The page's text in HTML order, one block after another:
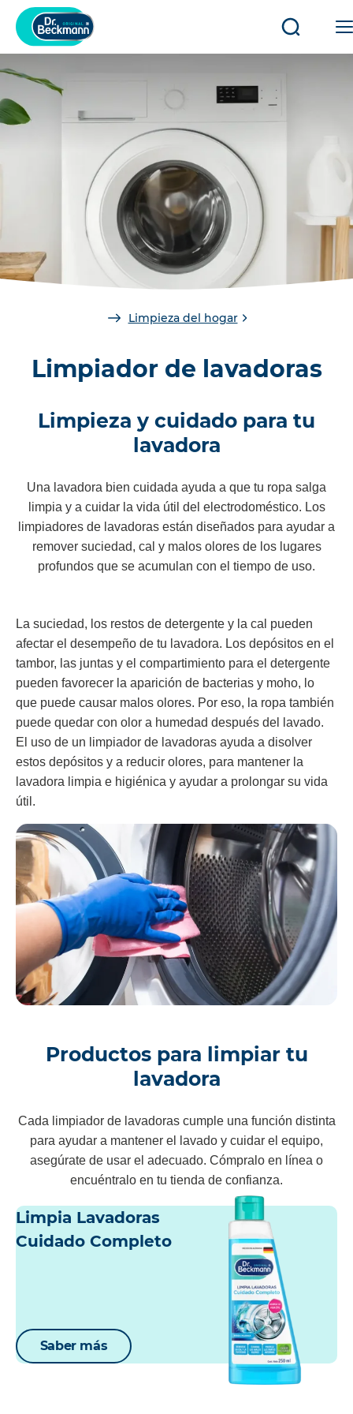
Abrir/
Limpieza del hogar
Limpiador de lavadoras
Limpieza y cuidado para tu
lavadora
Una lavadora bien cuidada ayuda a que tu ropa salga
limpia y a cuidar la vida útil del electrodoméstico. Los
limpiadores de lavadoras están diseñados para ayudar a
remover suciedad, cal y malos olores de los lugares
profundos que se acumulan con el tiempo de uso.
La suciedad, los restos de detergente y la cal pueden
afectar el desempeño de tu lavadora. Los depósitos en el
tambor, las juntas y el compartimiento para el detergente
pueden favorecer la aparición de bacterias y moho, lo
que puede causar malos olores. Por eso, la ropa también
puede quedar con olor a humedad después del lavado.
El uso de un limpiador de lavadoras ayuda a disolver
estos depósitos y a reducir olores, para mantener la
lavadora limpia e higiénica y ayudar a prolongar su vida
útil.
Productos para limpiar tu
lavadora
Cada limpiador de lavadoras cumple una función distinta
para ayudar a mantener el lavado y cuidar el equipo,
asegúrate de usar el adecuado. Cómpralo en línea o
encuéntralo en tu tienda de confianza.
Limpia Lavadoras
Cuidado Completo
Saber más